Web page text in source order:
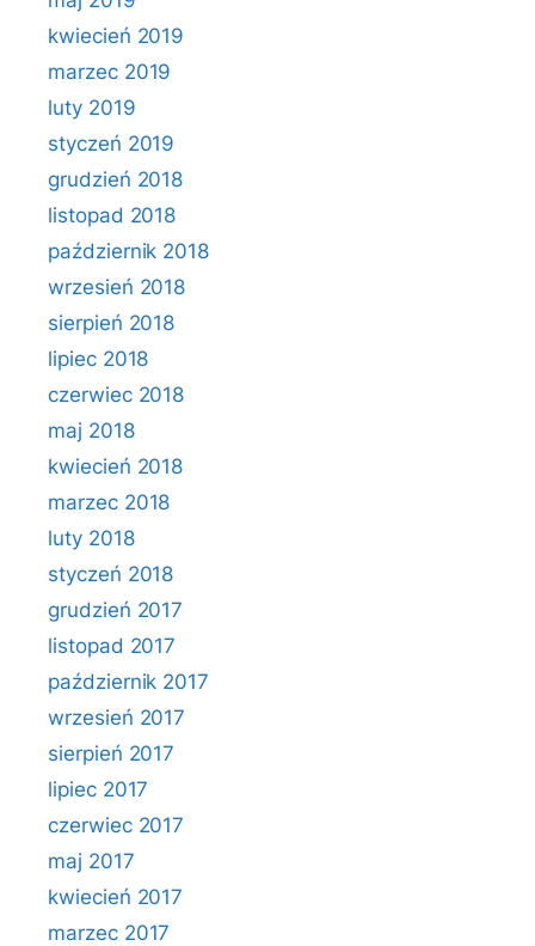
kwiecień 2019
marzec 2019
luty 2019
styczeń 2019
grudzień 2018
listopad 2018
październik 2018
wrzesień 2018
sierpień 2018
lipiec 2018
czerwiec 2018
maj 2018
kwiecień 2018
marzec 2018
luty 2018
styczeń 2018
grudzień 2017
listopad 2017
październik 2017
wrzesień 2017
sierpień 2017
lipiec 2017
czerwiec 2017
maj 2017
kwiecień 2017
marzec 2017